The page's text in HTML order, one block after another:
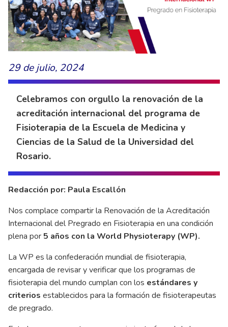
29 de julio, 2024
Celebramos con orgullo la renovación de la
acreditación internacional del programa de
Fisioterapia de la Escuela de Medicina y
Ciencias de la Salud de la Universidad del
Rosario.
Redacción por: Paula Escallón
Nos complace compartir la Renovación de la Acreditación
Internacional del Pregrado en Fisioterapia en una condición
plena por 5 años con la World Physioterapy (WP).
La WP es la confederación mundial de fisioterapia,
encargada de revisar y verificar que los programas de
fisioterapia del mundo cumplan con los estándares y
criterios establecidos para la formación de fisioterapeutas
de pregrado.